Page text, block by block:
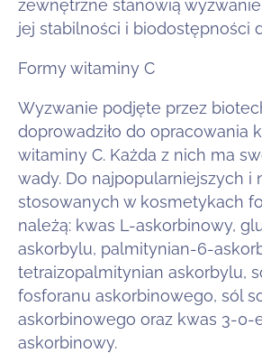
zewnętrzne stanowią
jej stabilności i biodostępności
Formy witaminy C
Wyzwanie podjęte przez
doprowadziło do opracowania
witaminy C. Każda z nich ma
wady. Do najpopularniejszych i
stosowanych w kosmetykach
należą: kwas L-askorbinowy,
askorbylu, palmitynian-6-
tetraizopalmitynian askorbylu,
fosforanu askorbinowego, sól
askorbinowego oraz kwas 3-0-
askorbinowy.